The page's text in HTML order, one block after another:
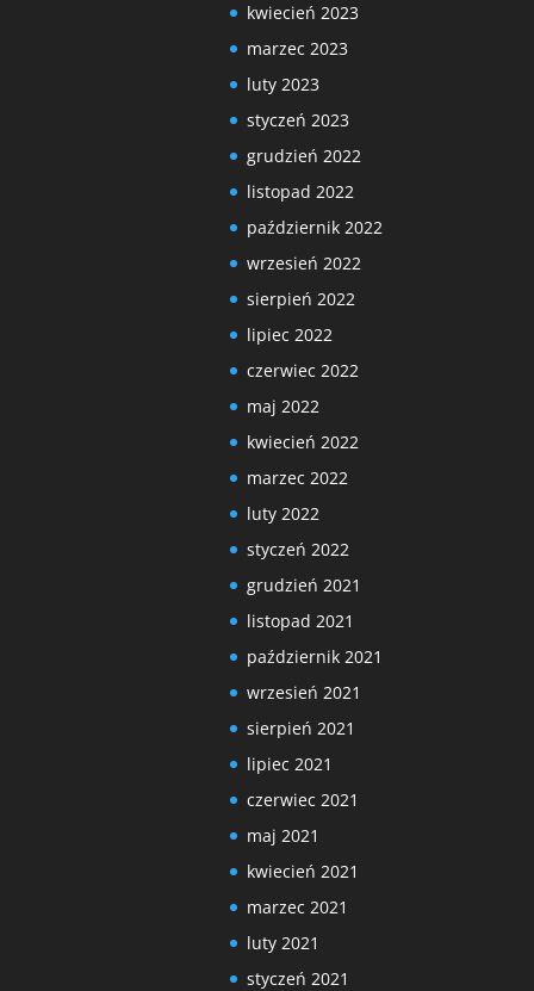
kwiecień 2023
marzec 2023
luty 2023
styczeń 2023
grudzień 2022
listopad 2022
październik 2022
wrzesień 2022
sierpień 2022
lipiec 2022
czerwiec 2022
maj 2022
kwiecień 2022
marzec 2022
luty 2022
styczeń 2022
grudzień 2021
listopad 2021
październik 2021
wrzesień 2021
sierpień 2021
lipiec 2021
czerwiec 2021
maj 2021
kwiecień 2021
marzec 2021
luty 2021
styczeń 2021